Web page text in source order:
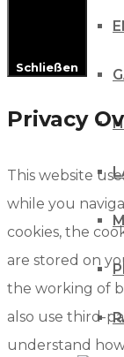
Schließen
Privacy
This website
while you
cookies, the
are stored on
the working of
also use third-
understand